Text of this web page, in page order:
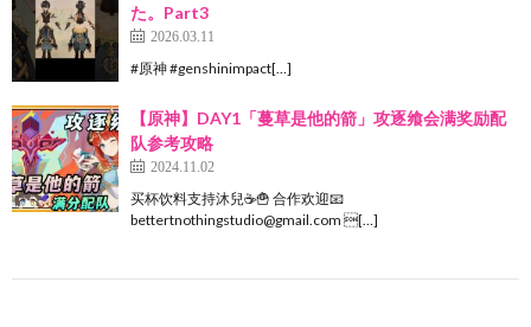
た。Part3
2026.03.11
#原神 #genshinimpact[…]
【原神】DAY1「蔓草是他的箭」攻逐飨会满奖励配
队参考攻略
2024.11.02
买杯饮料支持沐兒☕🍟 合作欢迎📧
bettertnothingstudio@gmail.com […]